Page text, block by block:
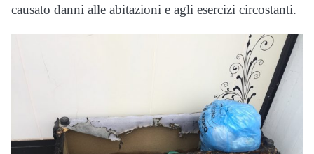
causato danni alle abitazioni e agli esercizi circostanti.